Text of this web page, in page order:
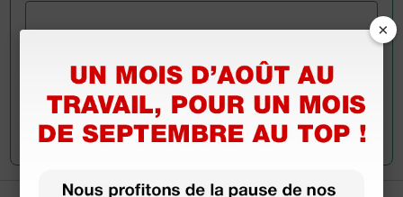
Envoyez votre question
×